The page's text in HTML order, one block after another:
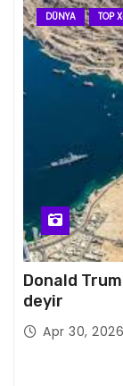
DÜNYA TOP
Donald
deyir
Apr 30, 2026